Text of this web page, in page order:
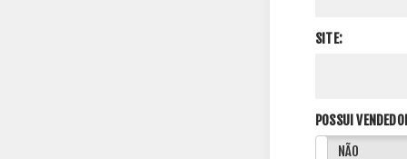
SITE:
POSSUI
NÃO